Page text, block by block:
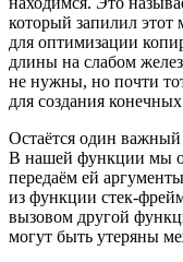
который запилил этот
для оптимизации
длины на слабом
не нужны, но почти
для создания
Остаётся один важный
В нашей функции мы
передаём ей
из функции
вызовом другой
могут быть утеряны